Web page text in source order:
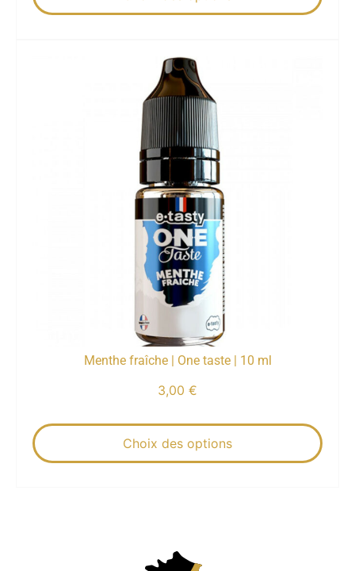
Menthe fraîche | One taste | 10 ml
3,00 €
Choix des options